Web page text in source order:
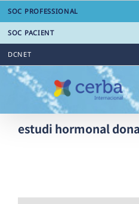
Skip
content
SOC PROFESSIONAL
SOC PACIENT
DCNET
estudi hormonal dona